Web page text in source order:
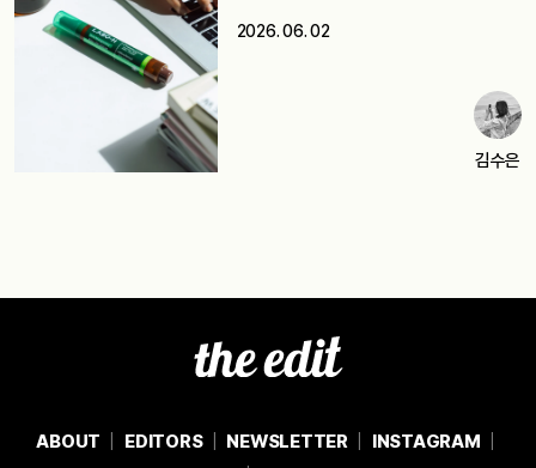
2026. 06. 02
김수은
ABOUT EDITORS NEWSLETTER
INSTAGRAM